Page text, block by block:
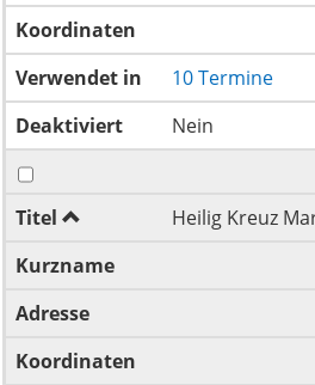
Koordinaten
Verwendet in
10 Termine
Deaktiviert
Nein
Titel
Heilig Kreuz
Kurzname
Adresse
Koordinaten